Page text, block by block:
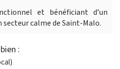
et bénéficiant d’un
calme de Saint-Malo.
: